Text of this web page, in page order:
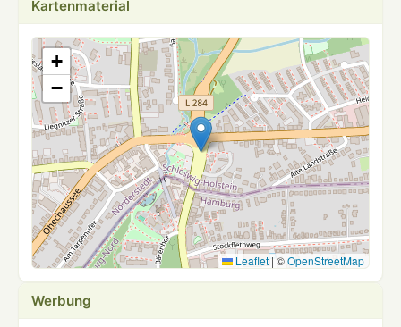
Kartenmaterial
+
−
Leaflet | ©OpenStreetMap
Werbung